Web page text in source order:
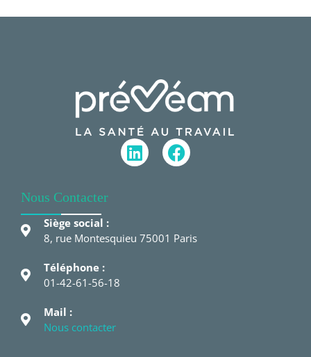
Nous Contacter
Siège social :
8, rue Montesquieu 75001 Paris
Téléphone :
01-42-61-56-18
Mail :
Nous contacter